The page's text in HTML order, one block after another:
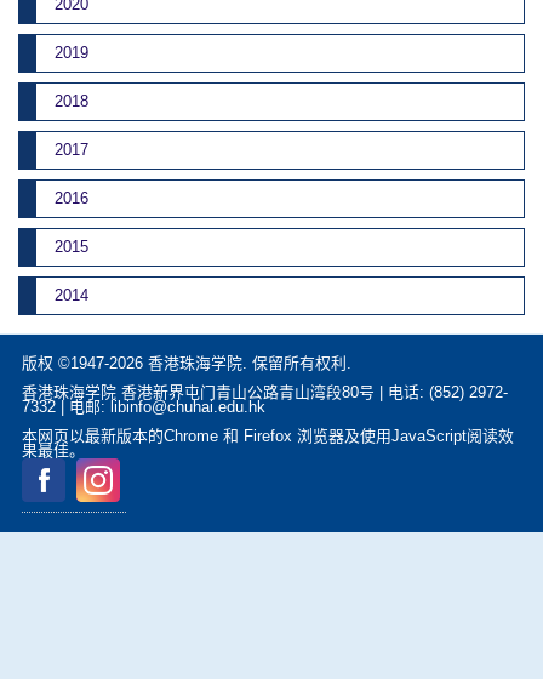
2020
2019
2018
2017
2016
2015
2014
版权 ©1947-2026 香港珠海学院. 保留所有权利.
香港珠海学院 香港新界屯门青山公路青山湾段80号 | 电话: (852) 2972-
7332 | 电邮: libinfo@chuhai.edu.hk
本网页以最新版本的Chrome 和 Firefox 浏览器及使用JavaScript阅读效
果最佳。